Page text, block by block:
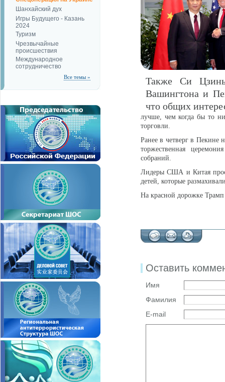
Шанхайский дух
Игры Будущего - Казань
2024
Туризм
Чрезвычайные
происшествия
Международное
сотрудничество
Все темы »
Также Си
Вашингтона и
что общих
лучше, чем когда бы то
торговли.
Ранее в четверг в Пекине
торжественная
собраний.
Лидеры США и Китая
детей, которые
На красной дорожке
Оставить
Имя
Фамилия
E-mail